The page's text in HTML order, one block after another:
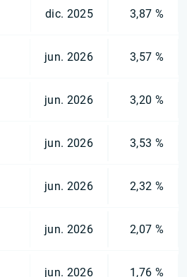
dic. 2025 3,87 %
jun. 2026 3,57 %
jun. 2026 3,20 %
jun. 2026 3,53 %
jun. 2026 2,32 %
jun. 2026 2,07 %
jun. 2026 1,76 %